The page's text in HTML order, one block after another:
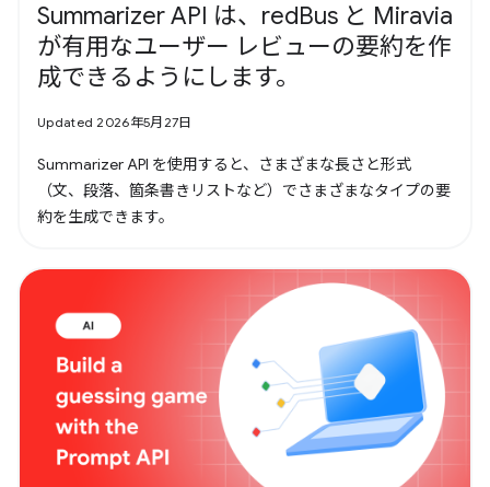
Summarizer API は、redBus と Miravia
が有用なユーザー レビューの要約を作
成できるようにします。
Updated 2026年5月27日
Summarizer API を使用すると、さまざまな長さと形式
（文、段落、箇条書きリストなど）でさまざまなタイプの要
約を生成できます。